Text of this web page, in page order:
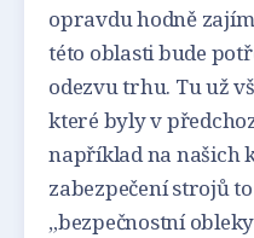
opravdu hodně
této oblasti bude
odezvu trhu. Tu už
které byly v
například na našich
zabezpečení strojů
„bezpečnostní